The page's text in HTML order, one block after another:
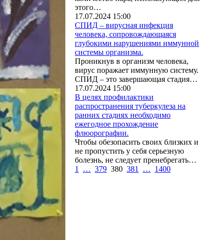
этого…
17.07.2024 15:00
СПИД – вирусная инфекция
человека, сопровождающаяся
глубокими нарушениями иммунной
системы организма.
Проникнув в организм человека,
вирус поражает иммунную систему.
СПИД – это завершающая стадия…
17.07.2024 15:00
В целях профилактики
распространения туберкулеза на
ранних стадиях необходимо
ежегодное прохождение
флюорографии.
Чтобы обезопасить своих близких и
не пропустить у себя серьезную
болезнь, не следует пренебрегать…
1
… 379 380 381 … 1400